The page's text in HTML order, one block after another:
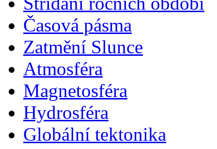
Časová pásma
Zatmění Slunce
Atmosféra
Magnetosféra
Hydrosféra
Globální tektonika